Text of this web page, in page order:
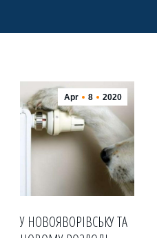
Apr 8 2020
У НОВОЯВОРІВСЬКУ ТА